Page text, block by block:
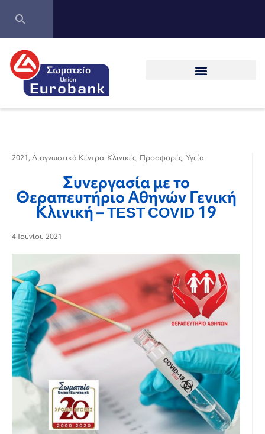
2021, Διαγνωστικά Κέντρα-Κλινικές, Προσφορές, Υγεία
Συνεργασία με το
Θεραπευτήριο Αθηνών Γενική
Κλινική – TEST COVID 19
4 Ιουνίου 2021